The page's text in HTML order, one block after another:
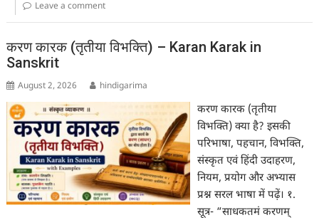
Leave a comment
करण कारक (तृतीया विभक्ति) – Karan Karak in
Sanskrit
August 2, 2026 hindigarima
करण कारक (तृतीया
विभक्ति) क्या है? इसकी
परिभाषा, पहचान, विभक्ति,
संस्कृत एवं हिंदी उदाहरण,
नियम, प्रयोग और अभ्यास
प्रश्न सरल भाषा में पढ़ें। १.
सूत्र- “साधकतमं करणम्